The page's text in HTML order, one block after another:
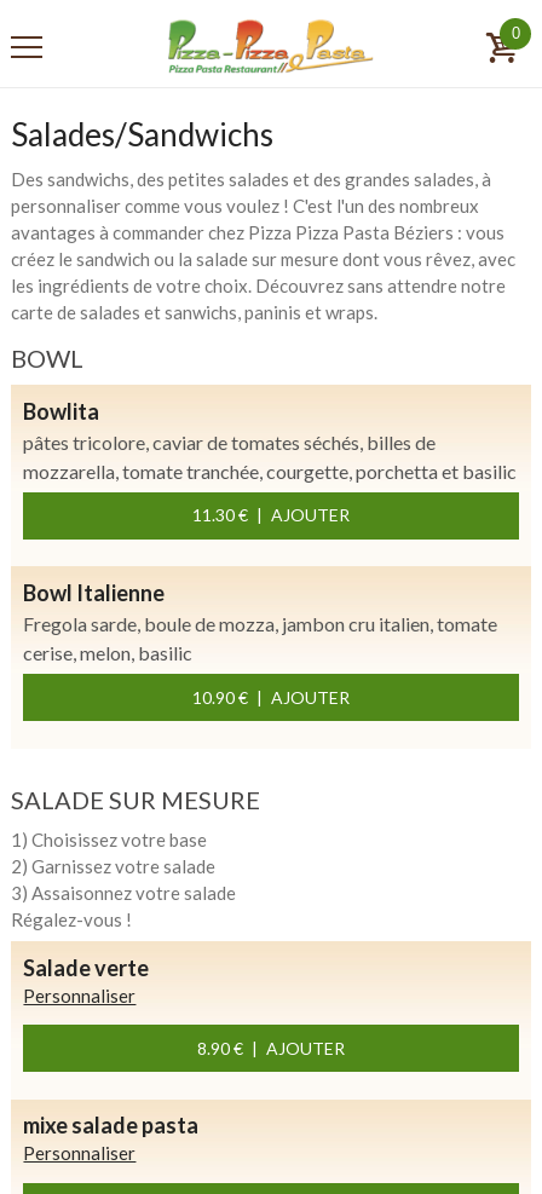
0
Salades/Sandwichs
Des sandwichs, des petites salades et des grandes salades, à
personnaliser comme vous voulez ! C'est l'un des nombreux
avantages à commander chez Pizza Pizza Pasta Béziers : vous
créez le sandwich ou la salade sur mesure dont vous rêvez, avec
les ingrédients de votre choix. Découvrez sans attendre notre
carte de salades et sanwichs, paninis et wraps.
BOWL
Bowlita
pâtes tricolore, caviar de tomates séchés, billes de
mozzarella, tomate tranchée, courgette, porchetta et basilic
11.30 € AJOUTER
Bowl Italienne
Fregola sarde, boule de mozza, jambon cru italien, tomate
cerise, melon, basilic
10.90 € AJOUTER
SALADE SUR MESURE
1) Choisissez votre base
2) Garnissez votre salade
3) Assaisonnez votre salade
Régalez-vous !
Salade verte
Personnaliser
8.90 € AJOUTER
mixe salade pasta
Personnaliser